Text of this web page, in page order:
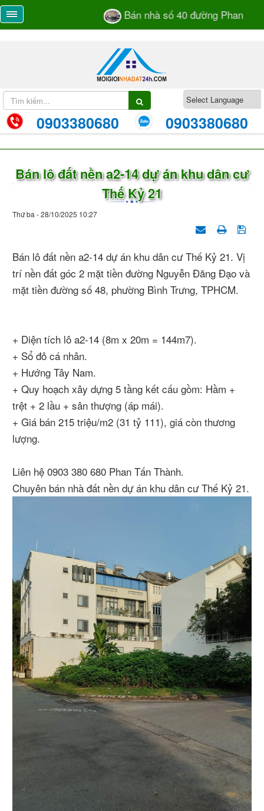
Bán nhà số 40 đường Phan Bá
0903380680 0903380680
Bán lô đất nền a2-14 dự án khu dân cư
Thế Kỷ 21
Thứ ba - 28/10/2025 10:27
Bán lô đất nền a2-14 dự án khu dân cư Thế Kỷ 21. Vị
trí nền đất góc 2 mặt tiền đường Nguyễn Đăng Đạo và
mặt tiền đường số 48, phường Bình Trưng, TPHCM.
+ Diện tích lô a2-14 (8m x 20m = 144m7).
+ Sổ đỏ cá nhân.
+ Hướng Tây Nam.
+ Quy hoạch xây dựng 5 tầng kết cấu gồm: Hầm +
trệt + 2 lầu + sân thượng (áp mái).
+ Giá bán 215 triệu/m2 (31 tỷ 111), giá còn thương
lượng.
Liên hệ 0903 380 680 Phan Tấn Thành.
Chuyên bán nhà đất nền dự án khu dân cư Thế Kỷ 21.